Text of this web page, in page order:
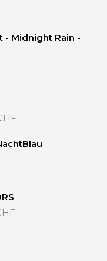
- Midnight Rain -
50.00 CHF